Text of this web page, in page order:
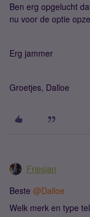
Ben erg opgelucht
nu voor de optie
Erg jammer
Groetjes, Dalloe
Friesian
Beste ​ @Dalloe
Welk merk en type